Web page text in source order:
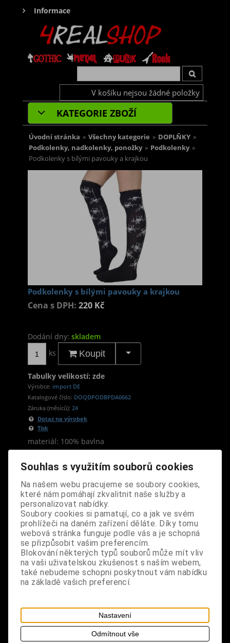
Informace
V košíku nejsou žádné položky
KATEGORIE ZBOŽÍ
Úvodní stránka » Všechny kategorie » DOPLŇKY »
Podkolenky, nadkolenky, ponožky » Podkolenky »
Podkolenky s bílými pavouky a krajkou
Podkolenky s bílými pavouky a krajkou
Cena s DPH: 220 Kč
Dodání dny: skladem
ks
Koupit
Tabulky velikostí: zde
Výrobce: import DE
Katalogové číslo: DOQDPODBPDA0662
Záruka (měsíců): 24
Dotaz na výrobek
Tisk
materiál: 100% bavlna
design: černá barva, bílý motiv pavouků, krajka v
velikost: universální
S výrobkem se také prodává
Souhlas s využitím souborů cookies
Na našem webu pracujeme se soubory cookies,
které nám pomáhají zkvalitnit naše služby a
personalizovat nabídky.
Soubory cookies si pamatují, co a jak ve svém
prohlížeči na daném zařízení děláte. Díky tomu
webová stránka funguje podle vás a je schopná
se přizpůsobit vašim preferencím.
Blokování některých typů souborů může mít vliv
na vaši uživatelskou zkušenost s naším webem,
také nebudeme schopni poskytnout vám nabídku
na základě vašich preferencí.
Nastavení
Odmítnout vše